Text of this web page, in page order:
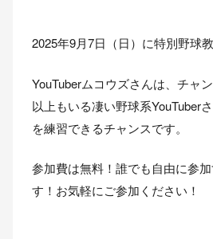
2025年9月7日（日）に特別野球
YouTuberムコウズさんは、チャ
以上もいる凄い野球系YouTuber
を練習できるチャンスです。
参加費は無料！誰でも自由に参
す！お気軽にご参加ください！